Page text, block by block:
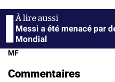
Messi a été menacé par
Mondial
MF
Commentaires